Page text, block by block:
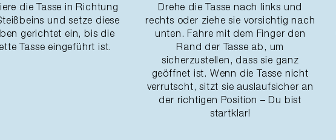
die Tasse in Richtung
und setze diese
gerichtet ein, bis die
Tasse eingeführt ist.
Drehe die Tasse nach links und
rechts oder ziehe sie vorsichtig nach
unten. Fahre mit dem Finger den
Rand der Tasse ab, um
sicherzustellen, dass sie ganz
geöffnet ist. Wenn die Tasse nicht
verrutscht, sitzt sie auslaufsicher an
der richtigen Position – Du bist
startklar!